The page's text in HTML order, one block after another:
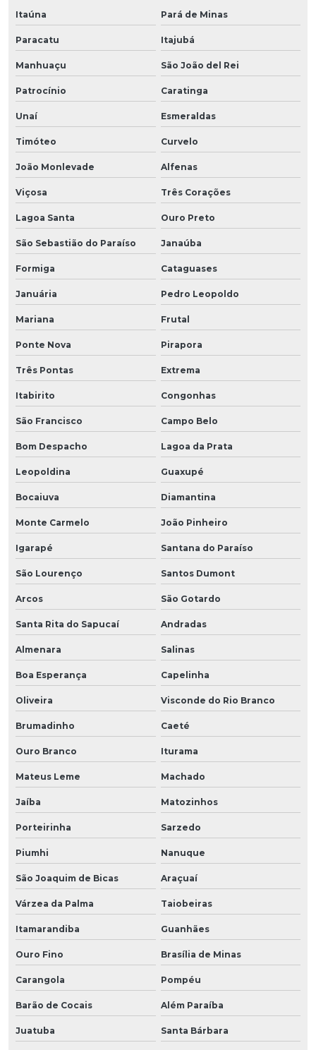
Itaúna Pará de Minas
Paracatu Itajubá
Manhuaçu São João del Rei
Patrocínio Caratinga
Unaí Esmeraldas
Timóteo Curvelo
João Monlevade Alfenas
Viçosa Três Corações
Lagoa Santa Ouro Preto
São Sebastião do Paraíso Janaúba
Formiga Cataguases
Januária Pedro Leopoldo
Mariana Frutal
Ponte Nova Pirapora
Três Pontas Extrema
Itabirito Congonhas
São Francisco Campo Belo
Bom Despacho Lagoa da Prata
Leopoldina Guaxupé
Bocaiuva Diamantina
Monte Carmelo João Pinheiro
Igarapé Santana do Paraíso
São Lourenço Santos Dumont
Arcos São Gotardo
Santa Rita do Sapucaí Andradas
Almenara Salinas
Boa Esperança Capelinha
Oliveira Visconde do Rio Branco
Brumadinho Caeté
Ouro Branco Iturama
Mateus Leme Machado
Jaíba Matozinhos
Porteirinha Sarzedo
Piumhi Nanuque
São Joaquim de Bicas Araçuaí
Várzea da Palma Taiobeiras
Itamarandiba Guanhães
Ouro Fino Brasília de Minas
Carangola Pompéu
Barão de Cocais Além Paraíba
Juatuba Santa Bárbara